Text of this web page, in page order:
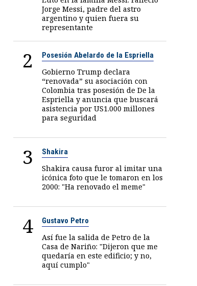
Jorge Messi, padre del astro
argentino y quien fuera su
representante
2 Posesión Abelardo de la Espriella
Gobierno Trump declara
“renovada” su asociación con
Colombia tras posesión de De la
Espriella y anuncia que buscará
asistencia por US1.000 millones
para seguridad
3 Shakira
Shakira causa furor al imitar una
icónica foto que le tomaron en los
2000: "Ha renovado el meme"
4 Gustavo Petro
Así fue la salida de Petro de la
Casa de Nariño: "Dijeron que me
quedaría en este edificio; y no,
aquí cumplo"